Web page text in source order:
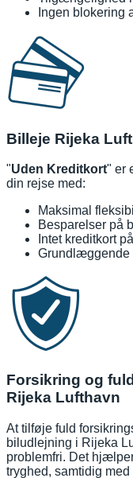
Ingen blokering
Billeje Rijeka
"Uden Kreditkort" er
din rejse med:
Maksimal
Besparelser på
Intet kreditkort
Grundlæggende
Forsikring og
Rijeka Lufthavn
At tilføje fuld
biludlejning i Rijeka
problemfri. Det
tryghed, samtidig